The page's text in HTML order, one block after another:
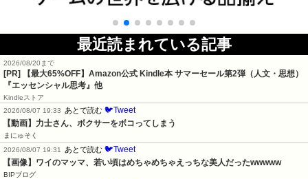
最近読まれている記事
2026/08/20まで
[PR]
【最大65%OFF】Amazon公式 Kindle本 サマーセール第2弾（人文・思想）
『エッセンシャル思考』他
Kindleストア
2026/08/07 19:33
あとで読む 🐦Tweet
【動画】力士さん、ボクサーをボコってしまう
まにゅそく
2026/08/07 19:31
あとで読む 🐦Tweet
【画像】ワイのマッマ、若い頃はめちゃめちゃえっちな美人だったwwwww
BIPブログ